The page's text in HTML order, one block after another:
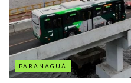
PARANAGUÁ